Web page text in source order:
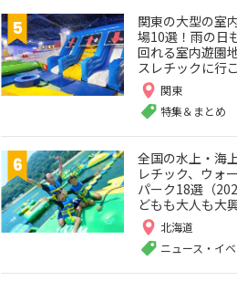
関東の大型の室
場10選！雨の日
回れる室内遊園
スレチックに行
関東
特集＆まとめ
全国の水上・海
レチック、ウォ
パーク18選（
どもも大人も大
北海道
ニュース・イ